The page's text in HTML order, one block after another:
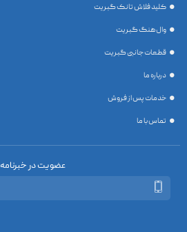
کلید فلاش تانک گبریت
وال هنگ گبریت
قطعات جانبی گبریت
درباره ما
خدمات پس از فروش
تماس با ما
عضویت در خبرنامه
